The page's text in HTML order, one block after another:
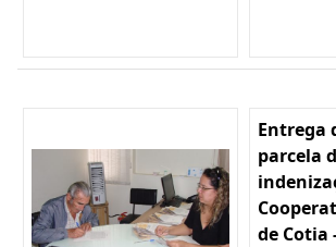
Entrega
parcela
de Cotia